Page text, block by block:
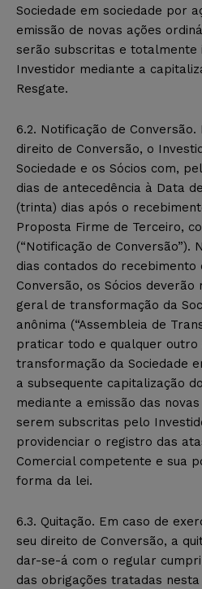
Sociedade em sociedade por
emissão de novas ações
serão subscritas e totalmente
Investidor mediante a
Resgate.
6.2. Notificação de
direito de Conversão, o
Sociedade e os Sócios com,
dias de antecedência à Data
(trinta) dias após o
Proposta Firme de Terceiro,
(“Notificação de Conversão”).
dias contados do recebimento
Conversão, os Sócios
geral de transformação da
anônima (“Assembleia de
praticar todo e qualquer
transformação da Sociedade
a subsequente capitalização
mediante a emissão das
serem subscritas pelo
providenciar o registro das
Comercial competente e sua
forma da lei.
6.3. Quitação. Em caso de
seu direito de Conversão, a
dar-se-á com o regular
das obrigações tratadas nesta